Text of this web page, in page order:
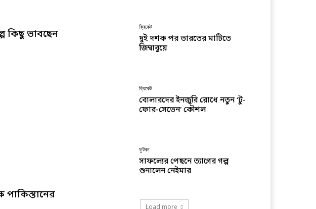
কিছু ভাবছেন
ক্রিকেট
দুই দশক পর ভারতের মাটিতে
জিম্বাবুয়ে
ক্রিকেট
বোলারদের ইনজুরি রোধে নতুন ‘টু-
ফোর-সেভেন’ কৌশল
ফুটবল
সাফল্যের পেছনে ত্যাগের গল্প
শুনালেন নেইমার
Load more